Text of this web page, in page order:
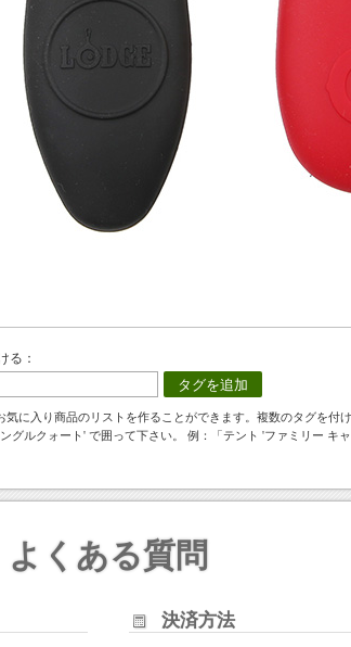
る：
タグを追加
に入り商品のリストを作ることができます。複数のタグを付
グルクォート' で囲って下さい。 例：「テント 'ファミリー キャ
よくある質問
決済方法